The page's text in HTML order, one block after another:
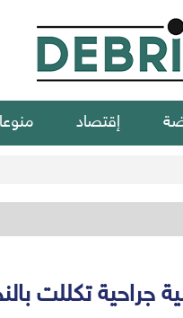
إقتصاد
جراحية تكللت